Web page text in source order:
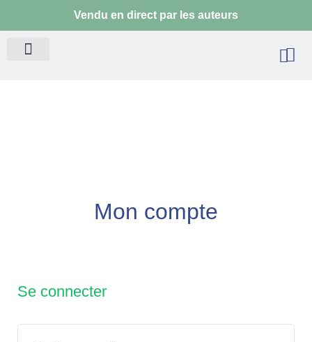
au
contenu
Vendu en direct par les auteurs
Mon compte
Se connecterObligatoire
Obligatoire
Obligatoire